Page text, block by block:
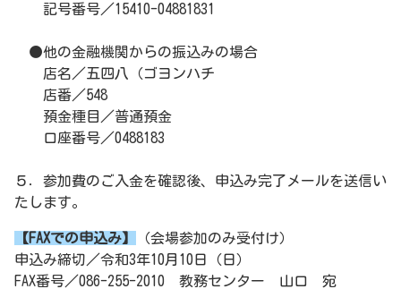
記号番号／15410-04881831
●他の金融機関からの振込みの場合
店名／五四八（ゴヨンハチ
店番／548
預金種目／普通預金
口座番号／0488183
５．参加費のご入金を確認後、申込み完了メールを送信い
たします。
【FAXでの申込み】
（会場参加のみ受付け）
申込み締切／令和3年10月10日（日）
FAX番号／086-255-2010 教務センター 山口 宛